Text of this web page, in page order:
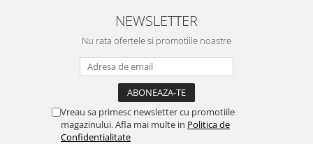
NEWSLETTER
Nu rata ofertele si promotiile noastre
Vreau sa primesc newsletter cu promotiile
magazinului. Afla mai multe in Politica de
Confidentialitate